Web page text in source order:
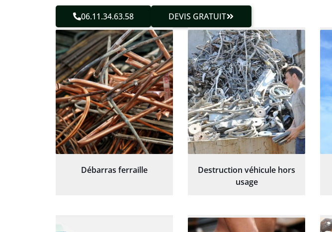
06.11.34.63.58 DEVIS GRATUIT
Débarras ferraille
Destruction véhicule hors
usage